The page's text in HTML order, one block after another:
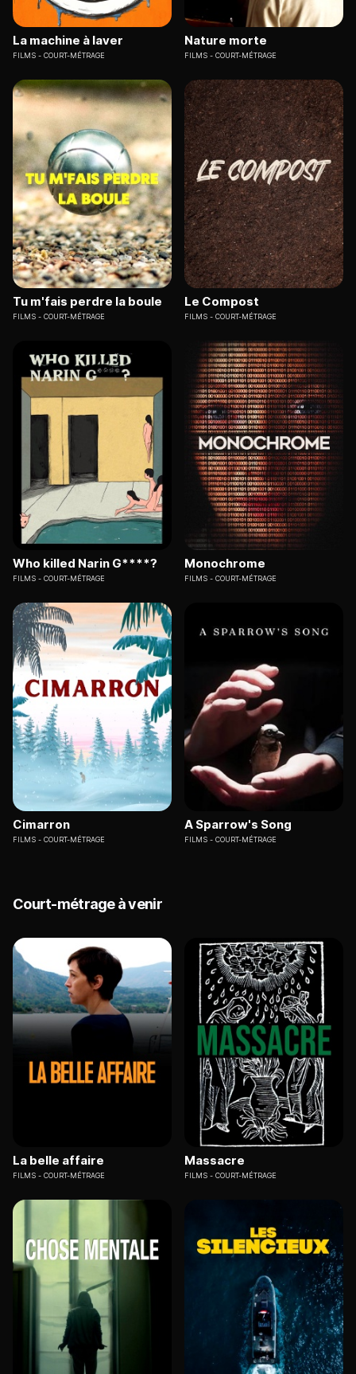
La machine à laver
FILMS COURT-MÉTRAGE
Nature morte
FILMS COURT-MÉTRAGE
Tu m'fais perdre la boule
FILMS COURT-MÉTRAGE
Le Compost
FILMS COURT-MÉTRAGE
Who killed Narin G****?
FILMS COURT-MÉTRAGE
Monochrome
FILMS COURT-MÉTRAGE
Cimarron
FILMS COURT-MÉTRAGE
A Sparrow's Song
FILMS COURT-MÉTRAGE
Court-métrage à venir
La belle affaire
FILMS COURT-MÉTRAGE
Massacre
FILMS COURT-MÉTRAGE